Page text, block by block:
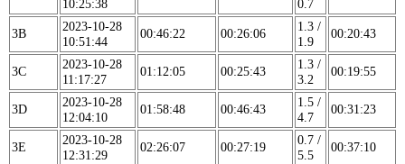
10:25:38
0.7
3B
2023-10-28
10:51:44
00:46:22 00:26:06
1.3 /
1.9
00:20:43
3C
2023-10-28
11:17:27
01:12:05 00:25:43
1.3 /
3.2
00:19:55
3D
2023-10-28
12:04:10
01:58:48 00:46:43
1.5 /
4.7
00:31:23
3E
2023-10-28
12:31:29
02:26:07 00:27:19
0.7 /
5.5
00:37:10